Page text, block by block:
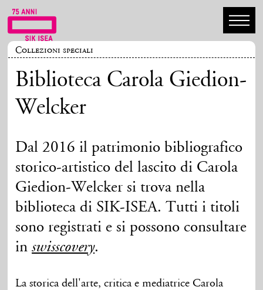
Collezioni speciali
Biblioteca Carola Giedion-
Welcker
Dal 2016 il patrimonio bibliografico
storico-artistico del lascito di Carola
Giedion-Welcker si trova nella
biblioteca di SIK-ISEA. Tutti i titoli
sono registrati e si possono consultare
inswisscovery.
La storica dell'arte, critica e mediatrice Carola